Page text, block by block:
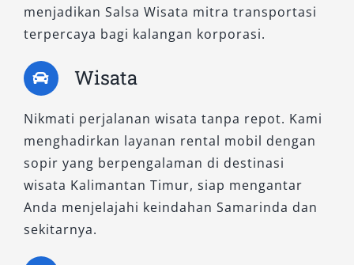
menjadikan Salsa Wisata mitra transportasi
terpercaya bagi kalangan korporasi.
Wisata
Nikmati perjalanan wisata tanpa repot. Kami
menghadirkan layanan rental mobil dengan
sopir yang berpengalaman di destinasi
wisata Kalimantan Timur, siap mengantar
Anda menjelajahi keindahan Samarinda dan
sekitarnya.